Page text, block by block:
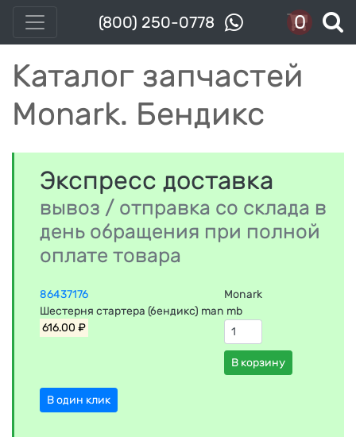
(800) 250-0778 0
Каталог запчастей
Monark. Бендикс
Экспресс доставка
вывоз / отправка со склада в
день обращения при полной
оплате товара
86437176
Monark
Шестерня стартера (бендикс) man mb
616.00 ₽
В корзину
В один клик